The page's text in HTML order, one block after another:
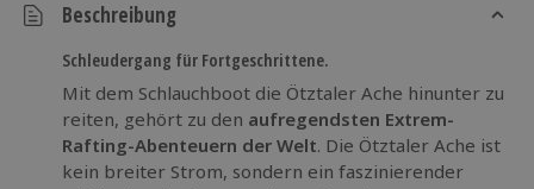
Beschreibung
Schleudergang für Fortgeschrittene.
Mit dem Schlauchboot die Ötztaler Ache hinunter zu
reiten, gehört zu den aufregendsten Extrem-
Rafting-Abenteuern der Welt. Die Ötztaler Ache ist
kein breiter Strom, sondern ein faszinierender